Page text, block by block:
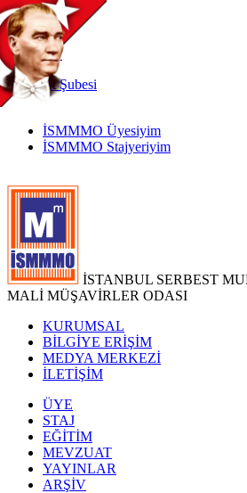
TR
|
EN
İnternetŞubesi
İSMMMO Üyesiyim
İSMMMO Stajyeriyim
İSTANBUL SERBEST
MALİ MÜŞAVİRLER ODASI
KURUMSAL
BİLGİYE ERİŞİM
MEDYA MERKEZİ
İLETİŞİM
ÜYE
STAJ
EĞİTİM
MEVZUAT
YAYINLAR
ARŞİV